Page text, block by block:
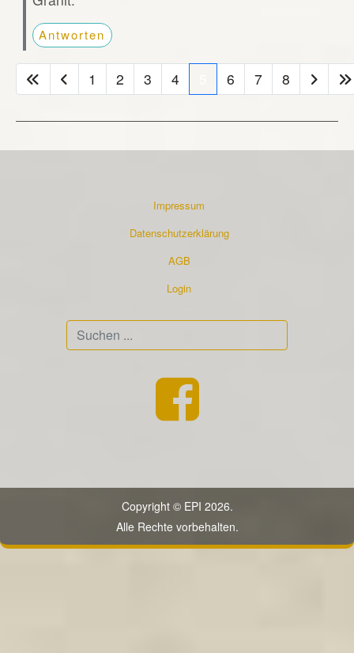
Antworten
1 2 3 4 6 7 8
Impressum
Datenschutzerklärung
AGB
Login
Copyright © EPI 2026.
Alle Rechte vorbehalten.